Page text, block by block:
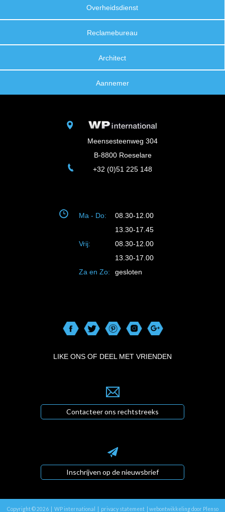
Overheidsdienst
Reclamebureau
Architect
Aannemer
Meensesteenweg 304
B-8800 Roeselare
+32 (0)51 225 148
Ma - Do:
08.30-12.00
13.30-17.45
Vrij:
08.30-12.00
13.30-17.00
Za en Zo:
gesloten
LIKE ONS OF DEEL MET VRIENDEN
Contacteer ons rechtstreeks
Inschrijven op de nieuwsbrief
Copyright © 2026 | WP international | privacy statement| webontwikkeling door Plenso